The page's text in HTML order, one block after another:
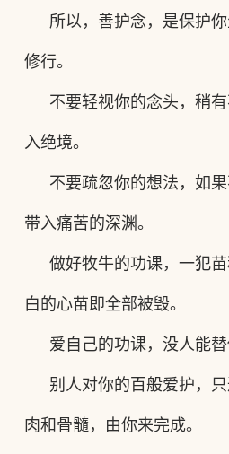
所以，善护念，是保护
修行。
不要轻视你的念头，稍
入绝境。
不要疏忽你的想法，如
带入痛苦的深渊。
做好牧牛的功课，一犯
白的心苗即全部被毁。
爱自己的功课，没人能替
别人对你的百般爱护，
肉和 骨髓，由你来完成。